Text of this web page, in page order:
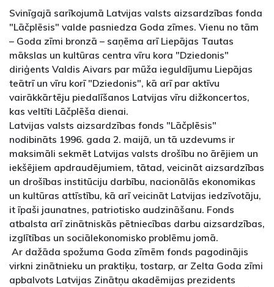
Svinīgajā sarīkojumā Latvijas valsts aizsardzības fonda
"Lāčplēsis" valde pasniedza Goda zīmes. Vienu no tām
– Goda zīmi bronzā – saņēma arī Liepājas Tautas
mākslas un kultūras centra vīru kora "Dziedonis"
diriģents Valdis Aivars par mūža ieguldījumu Liepājas
teātrī un vīru korī "Dziedonis", kā arī par aktīvu
vairākkārtēju piedalīšanos Latvijas vīru dižkoncertos,
kas veltīti Lāčplēša dienai.
Latvijas valsts aizsardzības fonds "Lāčplēsis"
nodibināts 1996. gada 2. maijā, un tā uzdevums ir
maksimāli sekmēt Latvijas valsts drošību no ārējiem un
iekšējiem apdraudējumiem, tātad, veicināt aizsardzības
un drošības institūciju darbību, nacionālās ekonomikas
un kultūras attīstību, kā arī veicināt Latvijas iedzīvotāju,
it īpaši jaunatnes, patriotisko audzināšanu. Fonds
atbalsta arī zinātniskās pētniecības darbu aizsardzības,
izglītības un sociālekonomisko problēmu jomā.
Ar dažāda spožuma Goda zīmēm fonds pagodinājis
virkni zinātnieku un praktiķu, tostarp, ar Zelta Goda zīmi
apbalvots Latvijas Zinātņu akadēmijas prezidents